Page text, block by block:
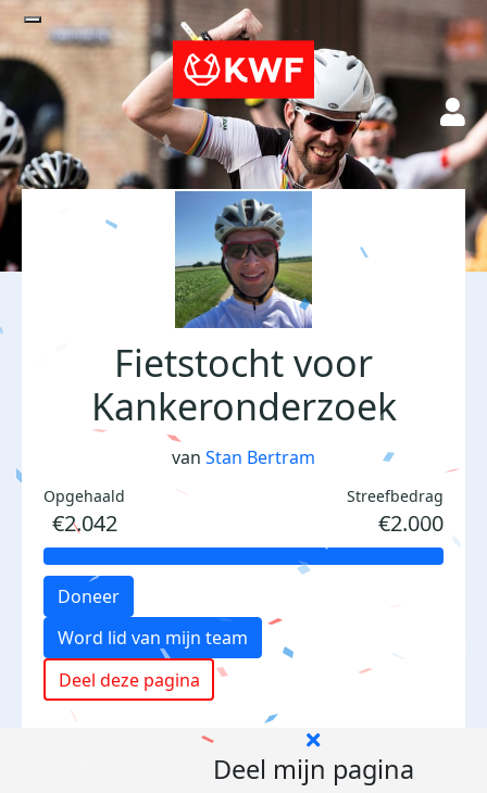
Fietstocht voor
Kankeronderzoek
van Stan Bertram
Opgehaald
€2.042
Streefbedrag
€2.000
Doneer
Word lid van mijn team
Deel deze pagina
Deel mijn pagina